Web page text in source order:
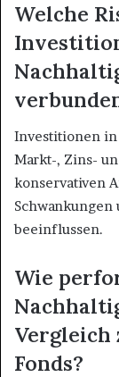
Welche
Investitionen in
Markt-, Zins-
konservativen
beeinflussen.
Wie
Vergleich
Fonds?